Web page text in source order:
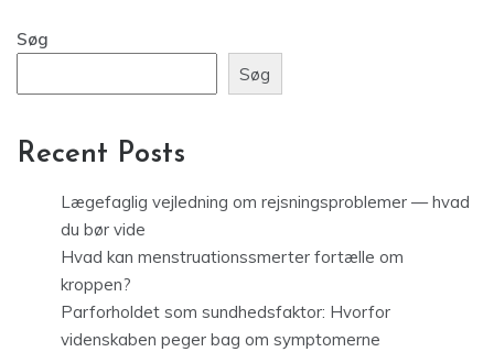
Søg
Søg
Recent Posts
Lægefaglig vejledning om rejsningsproblemer — hvad
du bør vide
Hvad kan menstruationssmerter fortælle om
kroppen?
Parforholdet som sundhedsfaktor: Hvorfor
videnskaben peger bag om symptomerne